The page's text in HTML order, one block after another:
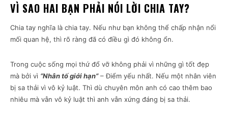
VÌ SAO HAI BẠN PHẢI NÓI LỜI CHIA TAY?
Chia tay nghĩa là chia tay. Nếu như bạn không thể chấp nhận nổi
mối quan hệ, thì rõ ràng đã có điều gì đó không ổn.
Trong cuộc sống mọi thứ đổ vỡ không phải vì những gì tốt đẹp
mà bởi vì “Nhân tố giới hạn”– Điểm yếu nhất. Nếu một nhân viên
bị sa thải vì vô kỷ luật. Thì dù chuyên môn anh có cao thêm bao
nhiêu mà vẫn vô kỷ luật thì anh vẫn xứng đáng bị sa thải.